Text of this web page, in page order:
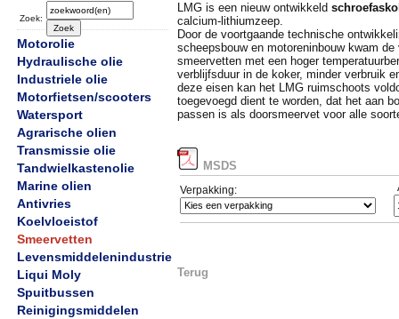
Zoek:
Motorolie
Hydraulische olie
Industriele olie
Motorfietsen/scooters
Watersport
Agrarische olien
Transmissie olie
Tandwielkastenolie
Marine olien
Antivries
Koelvloeistof
Smeervetten
Levensmiddelenindustrie
Liqui Moly
Spuitbussen
Reinigingsmiddelen
LMG is een nieuw ontwikkeld
calcium-lithiumzeep.
Door de voortgaande technische
scheepsbouw en motoreninbouw kwam de
smeervetten met een hoger
verblijfsduur in de koker, minder verbruik
deze eisen kan het LMG ruimschoots
toegevoegd dient te worden, dat het aan
passen is als doorsmeervet voor alle
MSDS
Verpakking:
Terug